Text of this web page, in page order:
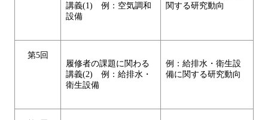
講義(1) 例：空気調和
設備
関する研究動向
第5回
履修者の課題に関わる
講義(2) 例：給排水・
衛生設備
例：給排水・衛生設
備に関する研究動向